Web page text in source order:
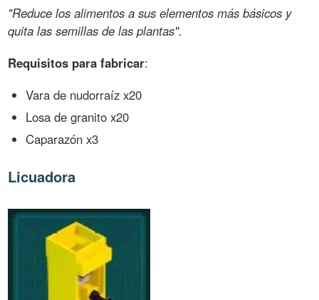
"Reduce los alimentos a sus elementos más básicos y
quita las semillas de las plantas".
Requisitos para fabricar:
Vara de nudorraíz x20
Losa de granito x20
Caparazón x3
Licuadora